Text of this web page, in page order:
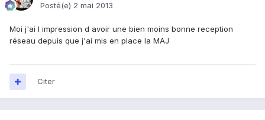
Posté(e) 2 mai 2013
Moi j'ai l impression d avoir une bien moins bonne reception
réseau depuis que j'ai mis en place la MAJ
Citer